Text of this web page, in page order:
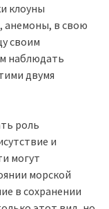
клоуны
анемоны, в свою
своим
наблюдать
двумя
роль
и
могут
морской
в сохранении